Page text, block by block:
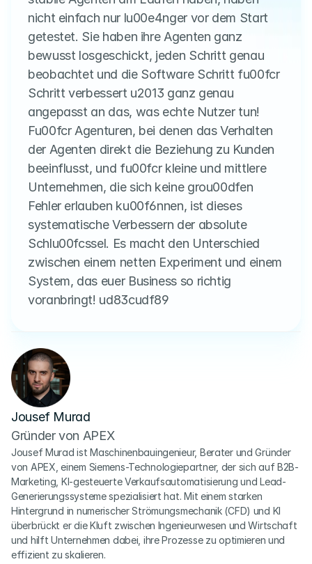
nicht einfach nur lu00e4nger vor dem Start
getestet. Sie haben ihre Agenten ganz
bewusst losgeschickt, jeden Schritt genau
beobachtet und die Software Schritt fu00fcr
Schritt verbessert u2013 ganz genau
angepasst an das, was echte Nutzer tun!
Fu00fcr Agenturen, bei denen das Verhalten
der Agenten direkt die Beziehung zu Kunden
beeinflusst, und fu00fcr kleine und mittlere
Unternehmen, die sich keine grou00dfen
Fehler erlauben ku00f6nnen, ist dieses
systematische Verbessern der absolute
Schlu00fcssel. Es macht den Unterschied
zwischen einem netten Experiment und einem
System, das euer Business so richtig
voranbringt! ud83cudf89
Jousef Murad
Gründer von APEX
Jousef Murad ist Maschinenbauingenieur, Berater und Gründer
von APEX, einem Siemens-Technologiepartner, der sich auf B2B-
Marketing, KI-gesteuerte Verkaufsautomatisierung und Lead-
Generierungssysteme spezialisiert hat. Mit einem starken
Hintergrund in numerischer Strömungsmechanik (CFD) und KI
überbrückt er die Kluft zwischen Ingenieurwesen und Wirtschaft
und hilft Unternehmen dabei, ihre Prozesse zu optimieren und
effizient zu skalieren.